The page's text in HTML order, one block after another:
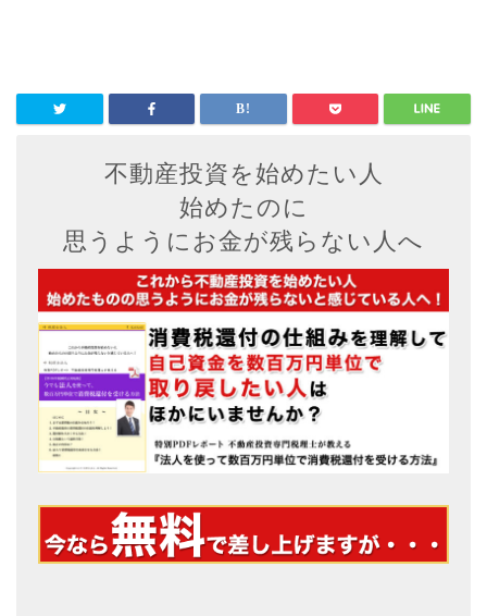
不動産投資を始めたい人
始めたのに
思うようにお金が残らない人へ